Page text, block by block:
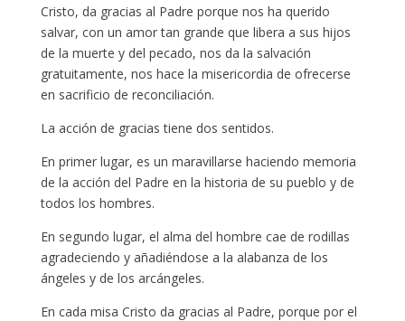
Cristo, da gracias al Padre porque nos ha querido
salvar, con un amor tan grande que libera a sus hijos
de la muerte y del pecado, nos da la salvación
gratuitamente, nos hace la misericordia de ofrecerse
en sacrificio de reconciliación.
La acción de gracias tiene dos sentidos.
En primer lugar, es un maravillarse haciendo memoria
de la acción del Padre en la historia de su pueblo y de
todos los hombres.
En segundo lugar, el alma del hombre cae de rodillas
agradeciendo y añadiéndose a la alabanza de los
ángeles y de los arcángeles.
En cada misa Cristo da gracias al Padre, porque por el